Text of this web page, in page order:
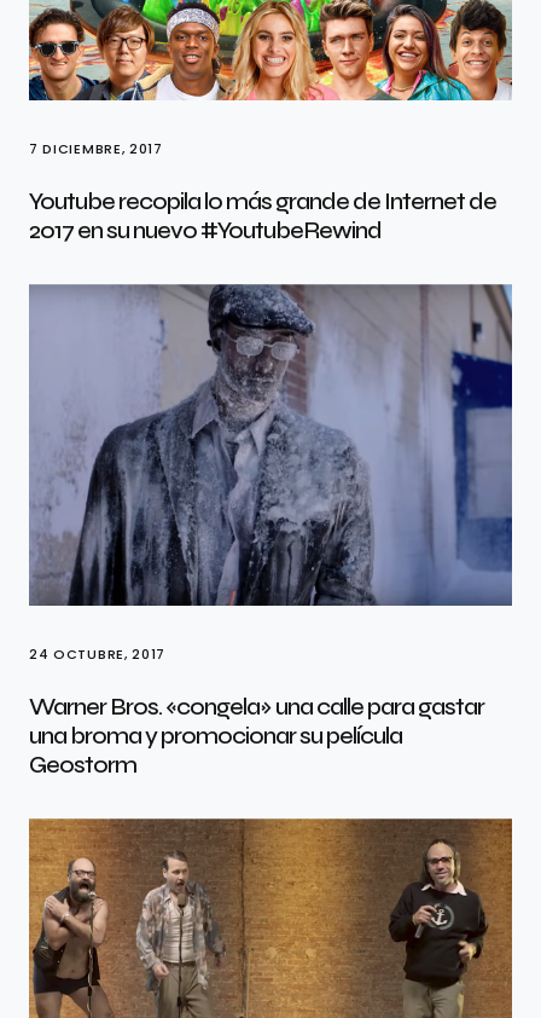
7 DICIEMBRE, 2017
Youtube recopila lo más grande de Internet de
2017 en su nuevo #YoutubeRewind
24 OCTUBRE, 2017
Warner Bros. «congela» una calle para gastar
una broma y promocionar su película
Geostorm